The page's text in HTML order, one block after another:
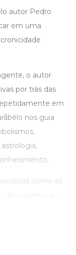
autor Pedro
em uma
o autor
por trás das
em
nos guia
como as